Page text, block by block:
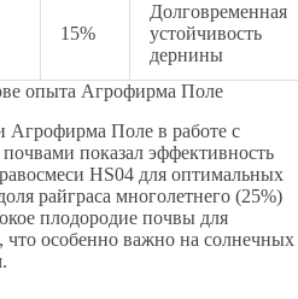
15%
Долговременная
устойчивость
дернины
опыта Агрофирма Поле
Поле в работе с
показал эффективность
HS04 для оптимальных
райграса многолетнего (25%)
плодородие почвы для
что особенно важно на солнечных